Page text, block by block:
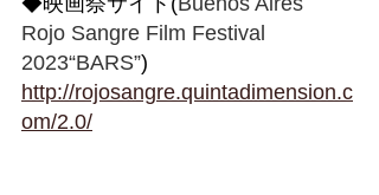
Rojo Sangre Film Festival
2023“BARS”)
http://rojosangre.quintadimension.c
om/2.0/